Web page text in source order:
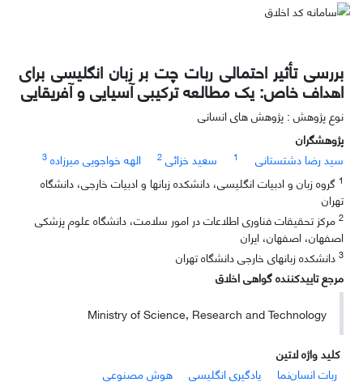
بررسی تأثیر احتمالی ربات چت بر زبان انگلیسی برای
اهداف خاص: یک مطالعه ترکیبی آسیایی و آفریقایی
نوع پژوهش : پژوهش های انسانی
پژوهشگران
سید رضا دشتستانی
1 سعید خزائی 2 الهه خواجویی میرزاده 3
1 گروه زبان و ادبیات انگلیسی، دانشکده زبانها و ادبیات خارجی، دانشگاه
تهران
2 مرکز تحقیقات فناوری اطلاعات در امور سلامت، دانشگاه علوم پزشکی
اصفهان، اصفهان، ایران
3 دانشکده زبانهای خارجی دانشگاه تهران
مرجع تاییدکننده گواهی اخلاق
Ministry of Science, Research and Technology
کلید واژه لاتین
ربات انسان‌نما
یادگیری انگلیسی
هوش مصنوعی